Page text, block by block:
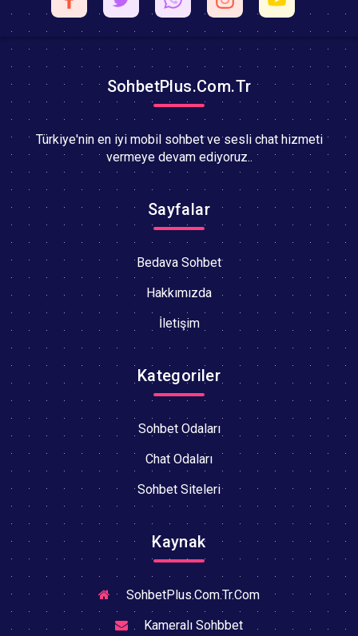
SohbetPlus.Com.Tr
Türkiye'nin en iyi mobil sohbet ve sesli chat hizmeti
vermeye devam ediyoruz..
Sayfalar
Bedava Sohbet
Hakkımızda
İletişim
Kategoriler
Sohbet Odaları
Chat Odaları
Sohbet Siteleri
Kaynak
SohbetPlus.Com.Tr.Com
Kameralı Sohbbet